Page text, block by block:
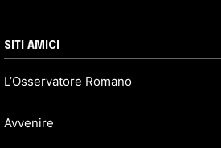
SITI AMICI
L’Osservatore Romano
Avvenire